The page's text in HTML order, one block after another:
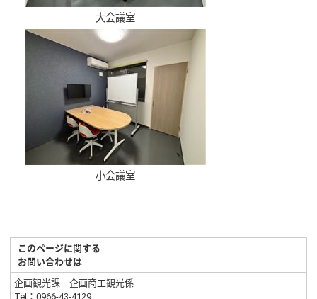
大会議室
小会議室
このページに関する
お問い合わせは
企画観光課 企画商工観光係
Tel：0966-43-4129